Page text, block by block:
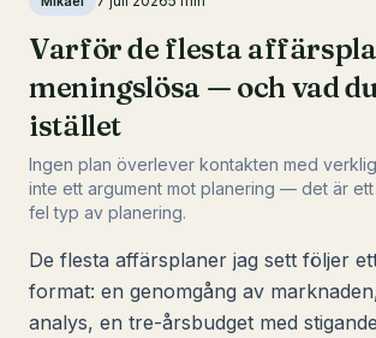
Varför de flesta
meningslösa — och vad
istället
Ingen plan överlever kontakten med
inte ett argument mot planering — det är ett
fel typ av planering.
De flesta affärsplaner jag sett följer
format: en genomgång av
analys, en tre-årsbudget med